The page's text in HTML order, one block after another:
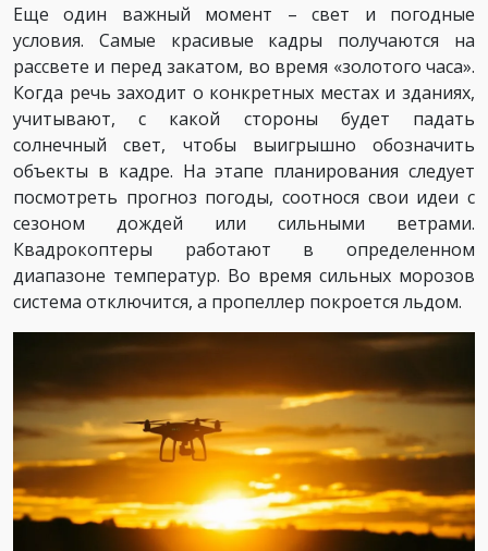
Еще один важный момент – свет и погодные
условия. Самые красивые кадры получаются на
рассвете и перед закатом, во время «золотого часа».
Когда речь заходит о конкретных местах и зданиях,
учитывают, с какой стороны будет падать
солнечный свет, чтобы выигрышно обозначить
объекты в кадре. На этапе планирования следует
посмотреть прогноз погоды, соотнося свои идеи с
сезоном дождей или сильными ветрами.
Квадрокоптеры работают в определенном
диапазоне температур. Во время сильных морозов
система отключится, а пропеллер покроется льдом.